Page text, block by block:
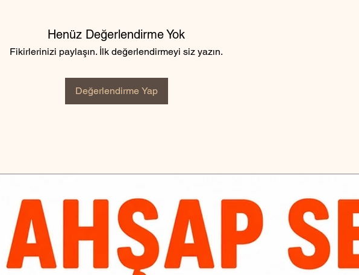
Henüz Değerlendirme Yok
Fikirlerinizi paylaşın. İlk değerlendirmeyi siz yazın.
Değerlendirme Yap